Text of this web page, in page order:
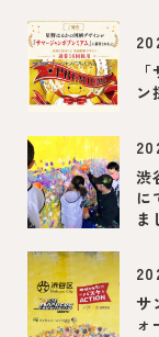
ン
渋
に
ま
サ
ォ